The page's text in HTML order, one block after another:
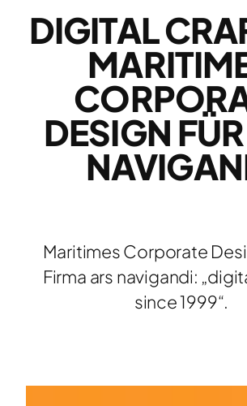
DIGITAL
DESIGN
Maritimes Corporate
Firma ars navigandi:
since 1999“.